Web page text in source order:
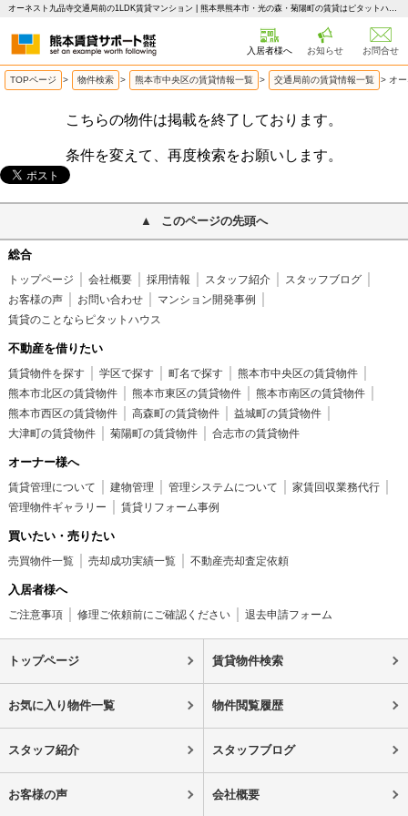
オーネスト九品寺交通局前の1LDK賃貸マンション | 熊本県熊本市・光の森・菊陽町の賃貸はピタットハウス 熊本賃貸サポート
入居者様へ お知らせ お問合せ
TOPページ > 物件検索 > 熊本市中央区の賃貸情報一覧 > 交通局前の賃貸情報一覧 > オ
こちらの物件は掲載を終了しております。
条件を変えて、再度検索をお願いします。
このページの先頭へ
総合
トップページ 会社概要 採用情報 スタッフ紹介
スタッフブログ
お客様の声
お問い合わせ
マンション開発事例
賃貸のことならピタットハウス
不動産を借りたい
賃貸物件を探す 学区で探す 町名で探す
熊本市中央区の賃貸物件
熊本市北区の賃貸物件
熊本市東区の賃貸物件
熊本市南区の賃貸物件
熊本市西区の賃貸物件
高森町の賃貸物件
益城町の賃貸物件
大津町の賃貸物件
菊陽町の賃貸物件 合志市の賃貸物件
オーナー様へ
賃貸管理について 建物管理 管理システムについて
家賃回収業務代行
管理物件ギャラリー
賃貸リフォーム事例
買いたい・売りたい
売買物件一覧 売却成功実績一覧 不動産売却査定依頼
入居者様へ
ご注意事項 修理ご依頼前にご確認ください 退去申請フォーム
トップページ 賃貸物件検索
お気に入り物件一覧 物件閲覧履歴
スタッフ紹介 スタッフブログ
お客様の声 会社概要